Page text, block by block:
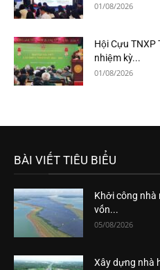
01/08/2026
Hội Cựu TNXP
nhiệm kỳ...
01/08/2026
BÀI VIẾT TIÊU BIỂU
Khởi công nhà
vốn...
05/08/2026
Xây dựng nhà